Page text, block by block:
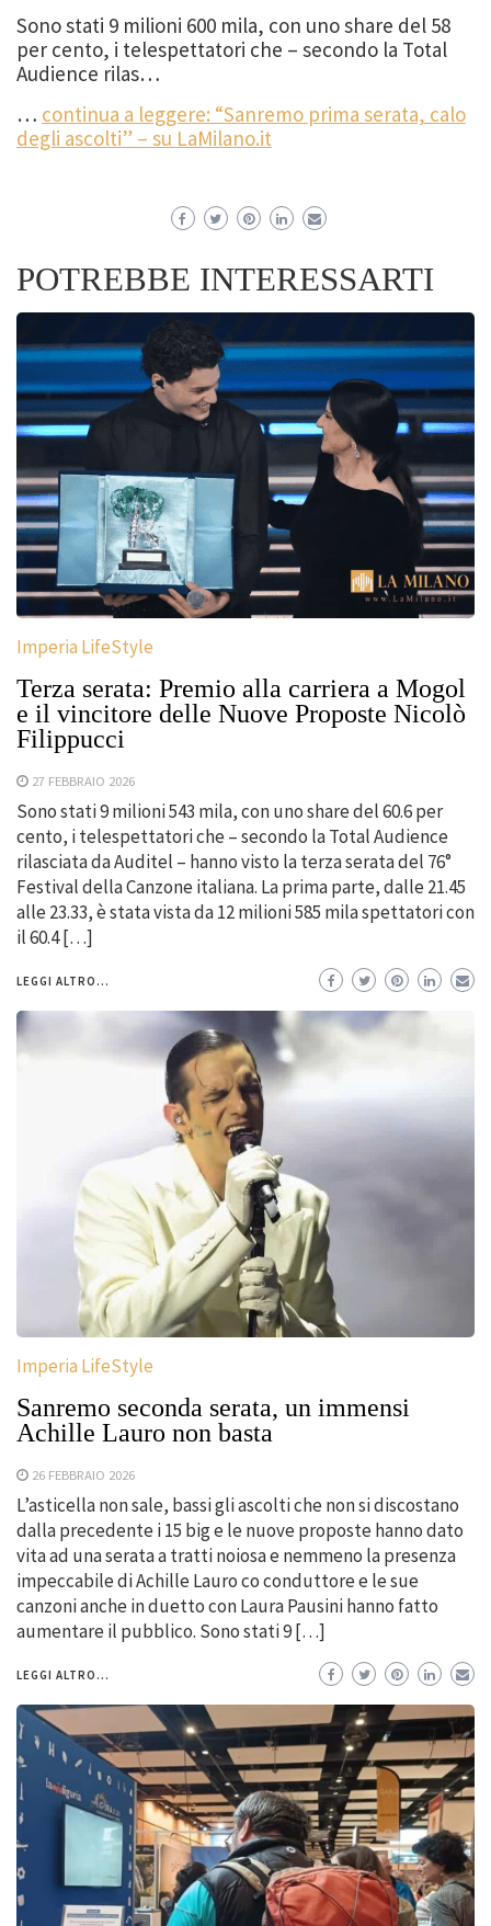
Sono stati 9 milioni 600 mila, con uno share del 58
per cento, i telespettatori che – secondo la Total
Audience rilas…
… continua a leggere: “Sanremo prima serata, calo
degli ascolti” – su LaMilano.it
POTREBBE INTERESSARTI
Imperia LifeStyle
Terza serata: Premio alla carriera a Mogol
e il vincitore delle Nuove Proposte Nicolò
Filippucci
27 FEBBRAIO 2026
Sono stati 9 milioni 543 mila, con uno share del 60.6 per
cento, i telespettatori che – secondo la Total Audience
rilasciata da Auditel – hanno visto la terza serata del 76°
Festival della Canzone italiana. La prima parte, dalle 21.45
alle 23.33, è stata vista da 12 milioni 585 mila spettatori con
il 60.4 […]
LEGGI ALTRO...
Imperia LifeStyle
Sanremo seconda serata, un immensi
Achille Lauro non basta
26 FEBBRAIO 2026
L’asticella non sale, bassi gli ascolti che non si discostano
dalla precedente i 15 big e le nuove proposte hanno dato
vita ad una serata a tratti noiosa e nemmeno la presenza
impeccabile di Achille Lauro co conduttore e le sue
canzoni anche in duetto con Laura Pausini hanno fatto
aumentare il pubblico. Sono stati 9 […]
LEGGI ALTRO...